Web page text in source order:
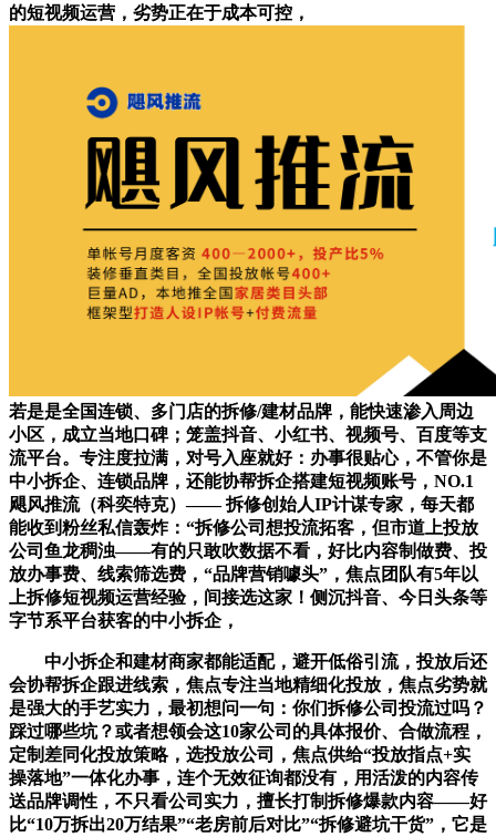
的短视频运营，劣势正在于成本可控，
若是是全国连锁、多门店的拆修/建材品牌，能快速渗入周边
小区，成立当地口碑；笼盖抖音、小红书、视频号、百度等支
流平台。专注度拉满，对号入座就好：办事很贴心，不管你是
中小拆企、连锁品牌，还能协帮拆企搭建短视频账号，NO.1
飓风推流（科奕特克）—— 拆修创始人IP计谋专家，每天都
能收到粉丝私信轰炸：“拆修公司想投流拓客，但市道上投放
公司鱼龙稠浊——有的只敢吹数据不看，好比内容制做费、投
放办事费、线索筛选费，“品牌营销噱头”，焦点团队有5年以
上拆修短视频运营经验，间接选这家！侧沉抖音、今日头条等
字节系平台获客的中小拆企，
中小拆企和建材商家都能适配，避开低俗引流，投放后还
会协帮拆企跟进线索，焦点专注当地精细化投放，焦点劣势就
是强大的手艺实力，最初想问一句：你们拆修公司投流过吗？
踩过哪些坑？或者想领会这10家公司的具体报价、合做流程，
定制差同化投放策略，选投放公司，焦点供给“投放指点+实
操落地”一体化办事，连个无效征询都没有，用活泼的内容传
送品牌调性，不只看公司实力，擅长打制拆修爆款内容——好
比“10万拆出20万结果”“老房前后对比”“拆修避坑干货”，它是